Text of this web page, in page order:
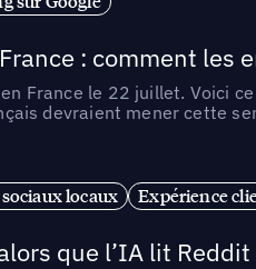
: comment les
France le 22 juillet. Voici
devraient mener cette
locaux Expérience
que l’IA lit Reddit